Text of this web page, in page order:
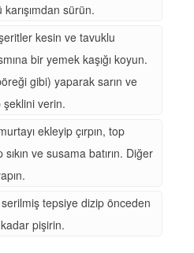
karışımdan sürün.
kesin ve tavuklu
bir yemek kaşığı koyun.
gibi) yaparak sarın ve
şeklini verin.
ekleyip çırpın, top
sıkın ve susama batırın. Diğer
serilmiş tepsiye dizip önceden
kadar pişirin.